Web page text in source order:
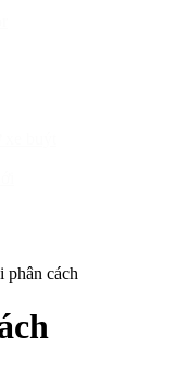
phân cách